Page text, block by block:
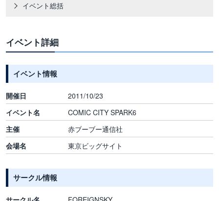
イベント総括
イベント詳細
イベント情報
開催日
2011/10/23
イベント名
COMIC CITY SPARK6
主催
赤ブーブー通信社
会場名
東京ビッグサイト
サークル情報